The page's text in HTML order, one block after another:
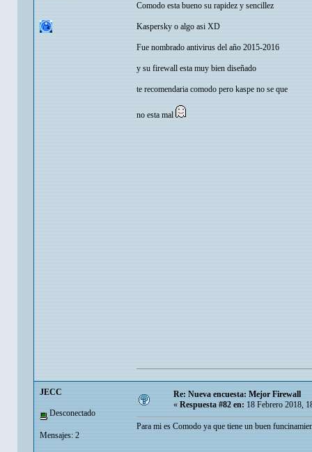
Comodo esta bueno su rapidez y sencillez
Kaspersky o algo asi XD
Fue nombrado antivirus del año 2015-2016
y su firewall esta muy bien diseñado
te recomendaria comodo pero kaspe no se que
no esta mal
JECC
Desconectado
Mensajes: 2
Re: Nueva encuesta: Mejor Firewall
«Respuesta #82 en:18 Febrero 2018,
Para mi es Comodo ya que tiene un buen